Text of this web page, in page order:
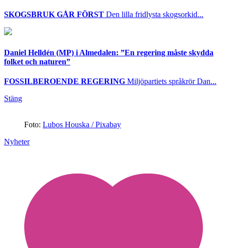
SKOGSBRUK GÅR FÖRST Den lilla fridlysta skogsorkid...
Daniel Helldén (MP) i Almedalen: ”En regering måste skydda
folket och naturen”
FOSSILBEROENDE REGERING Miljöpartiets språkrör Dan...
Stäng
Foto: Lubos Houska / Pixabay
Nyheter